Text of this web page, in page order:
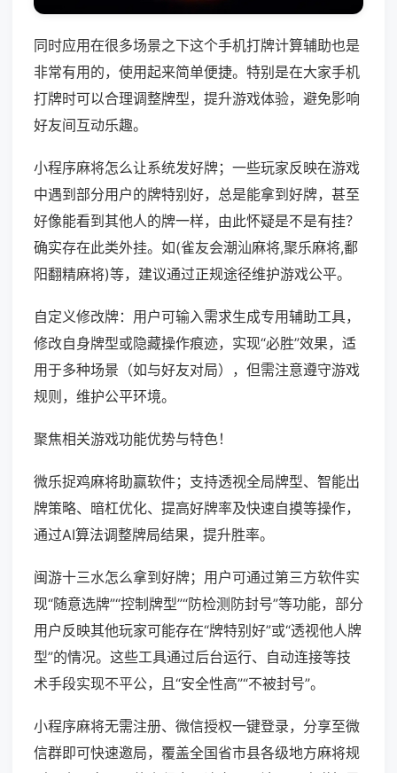
同时应用在很多场景之下这个手机打牌计算辅助也是
非常有用的，使用起来简单便捷。特别是在大家手机
打牌时可以合理调整牌型，提升游戏体验，避免影响
好友间互动乐趣。
小程序麻将怎么让系统发好牌；一些玩家反映在游戏
中遇到部分用户的牌特别好，总是能拿到好牌，甚至
好像能看到其他人的牌一样，由此怀疑是不是有挂？
确实存在此类外挂。如(雀友会潮汕麻将,聚乐麻将,鄱
阳翻精麻将)等，建议通过正规途径维护游戏公平。
自定义修改牌：用户可输入需求生成专用辅助工具，
修改自身牌型或隐藏操作痕迹，实现“必胜”效果，适
用于多种场景（如与好友对局），但需注意遵守游戏
规则，维护公平环境。
聚焦相关游戏功能优势与特色！
微乐捉鸡麻将助赢软件；支持透视全局牌型、智能出
牌策略、暗杠优化、提高好牌率及快速自摸等操作，
通过AI算法调整牌局结果，提升胜率。
闽游十三水怎么拿到好牌；用户可通过第三方软件实
现“随意选牌”“控制牌型”“防检测防封号”等功能，部分
用户反映其他玩家可能存在“牌特别好”或“透视他人牌
型”的情况。这些工具通过后台运行、自动连接等技
术手段实现不平公，且“安全性高”“不被封号”。
小程序麻将无需注册、微信授权一键登录，分享至微
信群即可快速邀局，覆盖全国省市县各级地方麻将规